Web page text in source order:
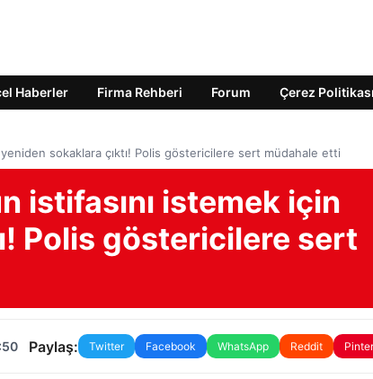
Haberler Firma Rehberi Forum Çerez Politikası
sokaklara çıktı! Polis göstericilere sert müdahale etti
istifasını istemek için
Polis göstericilere sert
Paylaş: Twitter Facebook WhatsApp Reddit